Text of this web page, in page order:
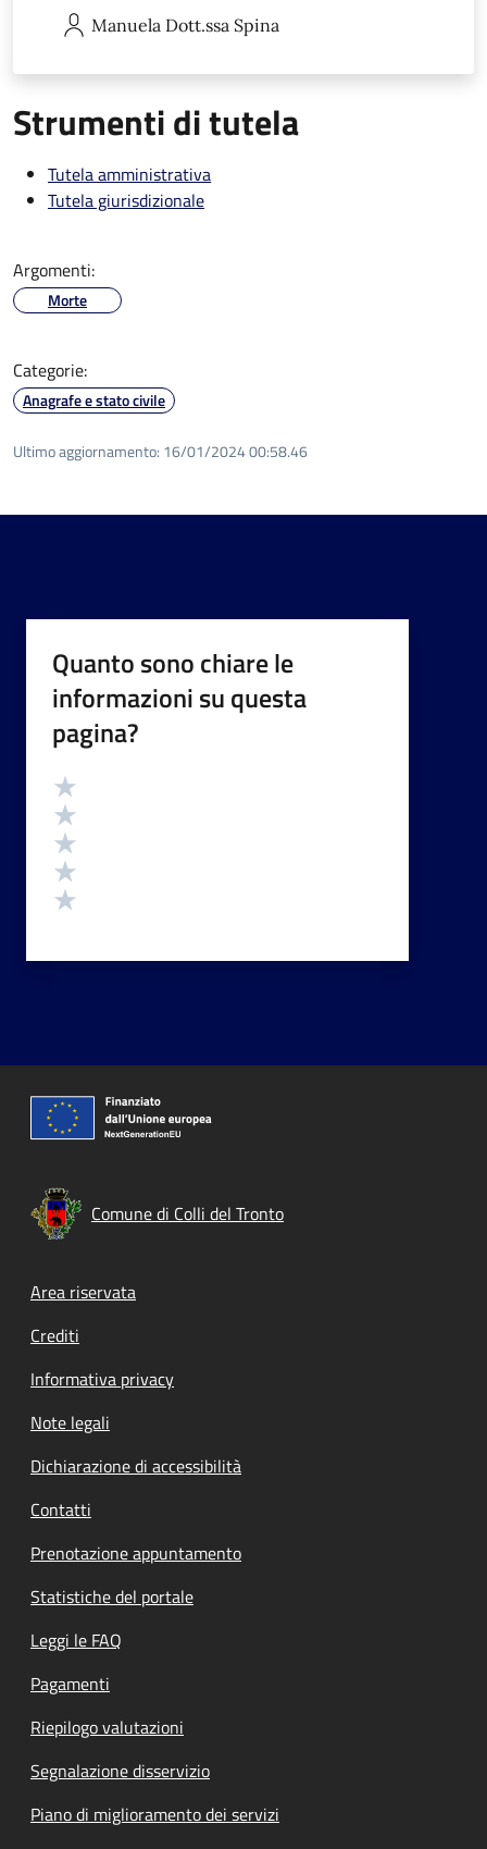
Manuela Dott.ssa Spina
Strumenti di tutela
Tutela amministrativa
Tutela giurisdizionale
Argomenti:
Morte
Categorie:
Anagrafe e stato civile
Ultimo aggiornamento: 16/01/2024 00:58.46
Quanto sono chiare le
informazioni su questa
pagina?
Valutazione
Comune di Colli del Tronto
Footer menu
Area riservata
Crediti
Informativa privacy
Note legali
Dichiarazione di accessibilità
Contatti
Prenotazione appuntamento
Statistiche del portale
Leggi le FAQ
Pagamenti
Riepilogo valutazioni
Segnalazione disservizio
Piano di miglioramento dei servizi